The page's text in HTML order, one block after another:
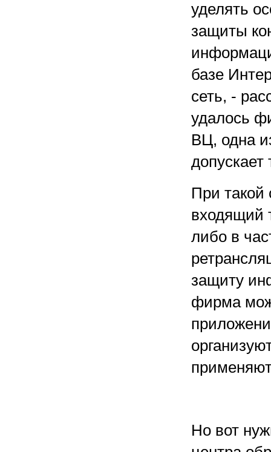
уделять
защиты
базе
сеть, -
удалось
ВЦ, одна
допускает
При такой
входящий
либо в
защиту
фирма
Но вот